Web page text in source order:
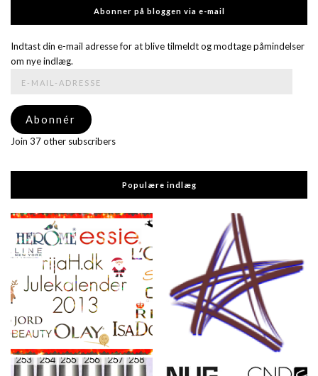
Abonner på bloggen via e-mail
Indtast din e-mail adresse for at blive tilmeldt og modtage påmindelser
om nye indlæg.
adresse
Abonnér
Join 37 other subscribers
Populære indlæg